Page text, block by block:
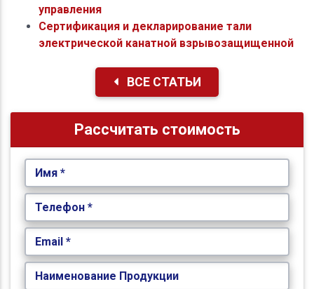
управления
Сертификация и декларирование тали
электрической канатной взрывозащищенной
ВСЕ СТАТЬИ
Рассчитать стоимость
Имя *
Телефон *
Email *
Наименование Продукции